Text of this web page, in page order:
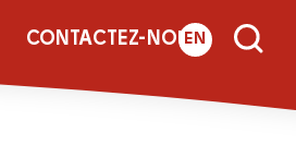
CONTACTEZ-NOUS
EN